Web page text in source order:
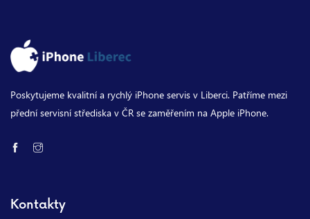
Poskytujeme kvalitní a rychlý iPhone servis v Liberci. Patříme mezi
přední servisní střediska v ČR se zaměřením na Apple iPhone.
Kontakty